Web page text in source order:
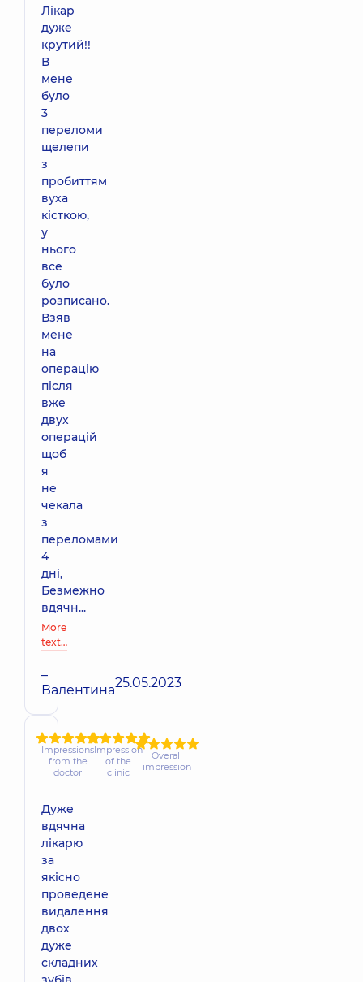
Лікар
дуже
крутий!!
В
мене
було
3
переломи
щелепи
з
пробиттям
вуха
кісткою,
у
нього
все
було
розписано.
Взяв
мене
на
операцію
після
вже
двух
операцій
щоб
я
не
чекала
з
переломами
4
дні,
Безмежно
вдячн...
More
text…
–
Валентина25.05.2023
Impressions
from the
doctor
Impression
of the
clinic
Overall
impression
Дуже
вдячна
лікарю
за
якісно
проведене
видалення
двох
дуже
складних